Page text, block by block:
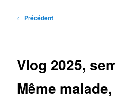
Navigation
← Précédent
Vlog 2025,
Même